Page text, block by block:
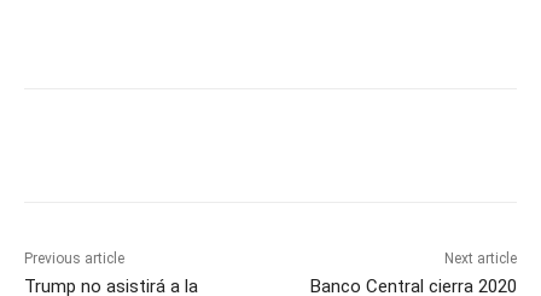
Previous article
Trump no asistirá a la
Next article
Banco Central cierra 2020